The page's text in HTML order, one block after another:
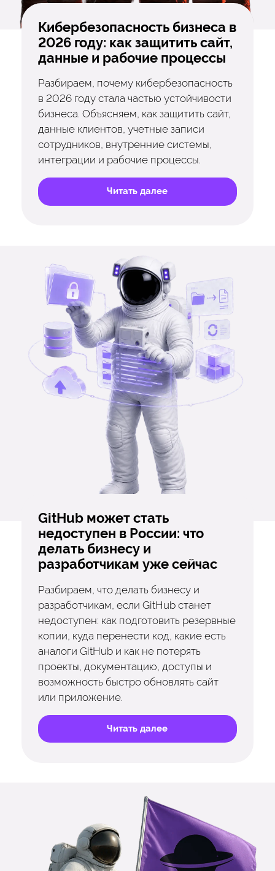
Кибербезопасность бизнеса в
2026 году: как защитить сайт,
данные и рабочие процессы
Разбираем, почему кибербезопасность
в 2026 году стала частью устойчивости
бизнеса. Объясняем, как защитить сайт,
данные клиентов, учетные записи
сотрудников, внутренние системы,
интеграции и рабочие процессы.
Читать далее
GitHub может стать
недоступен в России: что
делать бизнесу и
разработчикам уже сейчас
Разбираем, что делать бизнесу и
разработчикам, если GitHub станет
недоступен: как подготовить резервные
копии, куда перенести код, какие есть
аналоги GitHub и как не потерять
проекты, документацию, доступы и
возможность быстро обновлять сайт
или приложение.
Читать далее